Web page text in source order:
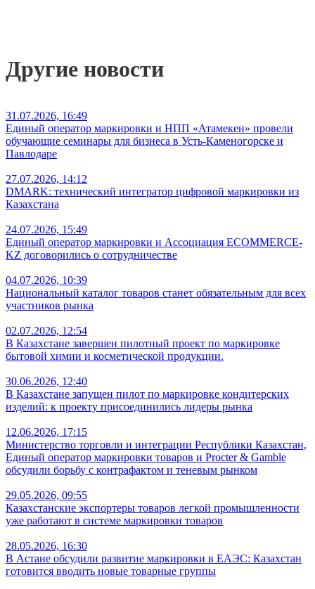
Другие новости
31.07.2026, 16:49
Единый оператор маркировки и НПП «Атамекен» провели
обучающие семинары для бизнеса в Усть-Каменогорске и
Павлодаре
27.07.2026, 14:12
DMARK: технический интегратор цифровой маркировки из
Казахстана
24.07.2026, 15:49
Единый оператор маркировки и Ассоциация ECOMMERCE-
KZ договорились о сотрудничестве
04.07.2026, 10:39
Национальный каталог товаров станет обязательным для всех
участников рынка
02.07.2026, 12:54
В Казахстане завершен пилотный проект по маркировке
бытовой химии и косметической продукции.
30.06.2026, 12:40
В Казахстане запущен пилот по маркировке кондитерских
изделий: к проекту присоединились лидеры рынка
12.06.2026, 17:15
Министерство торговли и интеграции Республики Казахстан,
Единый оператор маркировки товаров и Procter & Gamble
обсудили борьбу с контрафактом и теневым рынком
29.05.2026, 09:55
Казахстанские экспортеры товаров легкой промышленности
уже работают в системе маркировки товаров
28.05.2026, 16:30
В Астане обсудили развитие маркировки в ЕАЭС: Казахстан
готовится вводить новые товарные группы